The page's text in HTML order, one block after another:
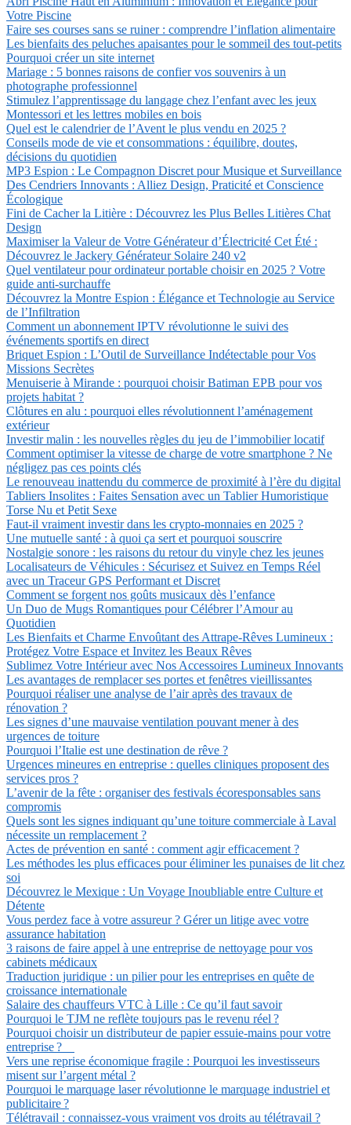
Votre Piscine
Faire ses courses sans se ruiner : comprendre l’inflation alimentaire
Les bienfaits des peluches apaisantes pour le sommeil des tout-petits
Pourquoi créer un site internet
Mariage : 5 bonnes raisons de confier vos souvenirs à un
photographe professionnel
Stimulez l’apprentissage du langage chez l’enfant avec les jeux
Montessori et les lettres mobiles en bois
Quel est le calendrier de l’Avent le plus vendu en 2025 ?
Conseils mode de vie et consommations : équilibre, doutes,
décisions du quotidien
MP3 Espion : Le Compagnon Discret pour Musique et Surveillance
Des Cendriers Innovants : Alliez Design, Praticité et Conscience
Écologique
Fini de Cacher la Litière : Découvrez les Plus Belles Litières Chat
Design
Maximiser la Valeur de Votre Générateur d’Électricité Cet Été :
Découvrez le Jackery Générateur Solaire 240 v2
Quel ventilateur pour ordinateur portable choisir en 2025 ? Votre
guide anti-surchauffe
Découvrez la Montre Espion : Élégance et Technologie au Service
de l’Infiltration
Comment un abonnement IPTV révolutionne le suivi des
événements sportifs en direct
Briquet Espion : L’Outil de Surveillance Indétectable pour Vos
Missions Secrètes
Menuiserie à Mirande : pourquoi choisir Batiman EPB pour vos
projets habitat ?
Clôtures en alu : pourquoi elles révolutionnent l’aménagement
extérieur
Investir malin : les nouvelles règles du jeu de l’immobilier locatif
Comment optimiser la vitesse de charge de votre smartphone ? Ne
négligez pas ces points clés
Le renouveau inattendu du commerce de proximité à l’ère du digital
Tabliers Insolites : Faites Sensation avec un Tablier Humoristique
Torse Nu et Petit Sexe
Faut-il vraiment investir dans les crypto-monnaies en 2025 ?
Une mutuelle santé : à quoi ça sert et pourquoi souscrire
Nostalgie sonore : les raisons du retour du vinyle chez les jeunes
Localisateurs de Véhicules : Sécurisez et Suivez en Temps Réel
avec un Traceur GPS Performant et Discret
Comment se forgent nos goûts musicaux dès l’enfance
Un Duo de Mugs Romantiques pour Célébrer l’Amour au
Quotidien
Les Bienfaits et Charme Envoûtant des Attrape-Rêves Lumineux :
Protégez Votre Espace et Invitez les Beaux Rêves
Sublimez Votre Intérieur avec Nos Accessoires Lumineux Innovants
Les avantages de remplacer ses portes et fenêtres vieillissantes
Pourquoi réaliser une analyse de l’air après des travaux de
rénovation ?
Les signes d’une mauvaise ventilation pouvant mener à des
urgences de toiture
Pourquoi l’Italie est une destination de rêve ?
Urgences mineures en entreprise : quelles cliniques proposent des
services pros ?
L’avenir de la fête : organiser des festivals écoresponsables sans
compromis
Quels sont les signes indiquant qu’une toiture commerciale à Laval
nécessite un remplacement ?
Actes de prévention en santé : comment agir efficacement ?
Les méthodes les plus efficaces pour éliminer les punaises de lit chez
soi
Découvrez le Mexique : Un Voyage Inoubliable entre Culture et
Détente
Vous perdez face à votre assureur ? Gérer un litige avec votre
assurance habitation
3 raisons de faire appel à une entreprise de nettoyage pour vos
cabinets médicaux
Traduction juridique : un pilier pour les entreprises en quête de
croissance internationale
Salaire des chauffeurs VTC à Lille : Ce qu’il faut savoir
Pourquoi le TJM ne reflète toujours pas le revenu réel ?
Pourquoi choisir un distributeur de papier essuie-mains pour votre
entreprise ?
Vers une reprise économique fragile : Pourquoi les investisseurs
misent sur l’argent métal ?
Pourquoi le marquage laser révolutionne le marquage industriel et
publicitaire ?
Télétravail : connaissez-vous vraiment vos droits au télétravail ?